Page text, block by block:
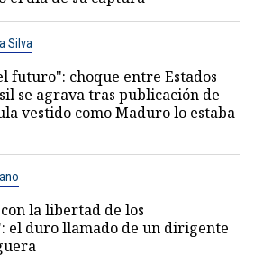
Silva
futuro": choque entre Estados
se agrava tras publicación de
vestido como Maduro lo estaba
la libertad de los
el duro llamado de un dirigente